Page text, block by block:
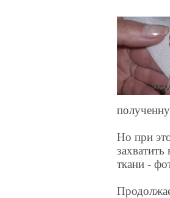
Но при
ткани -